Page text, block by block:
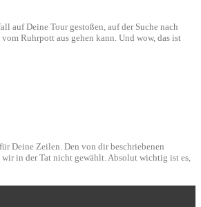
auf Deine Tour gestoßen, auf der Suche nach
Ruhrpott aus gehen kann. Und wow, das ist
Deine Zeilen. Den von dir beschriebenen
in der Tat nicht gewählt. Absolut wichtig ist es,